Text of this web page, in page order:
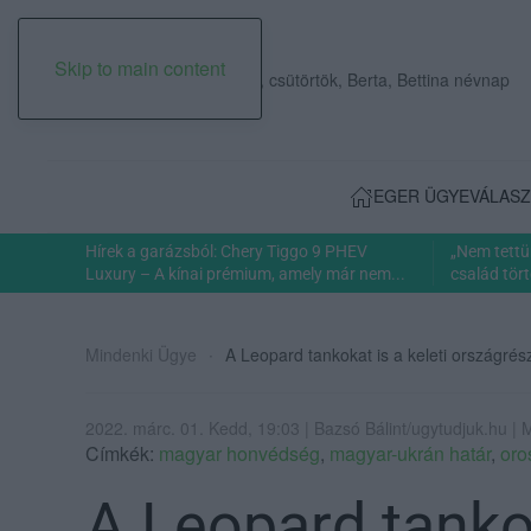
Skip to main content
2026. augusztus 06., csütörtök, Berta, Bettina névnap
EGER ÜGYE
Hírek a garázsból: Chery Tiggo 9 PHEV
Luxury – A kínai prémium, amely már nem...
„Nem
család
Mindenki Ügye A Leopard tankokat is a keleti
2022. márc. 01. Kedd, 19:03 | Bazsó Bálint/ugytudjuk.hu |
Címkék: magyar honvédség, magyar-ukrán határ,